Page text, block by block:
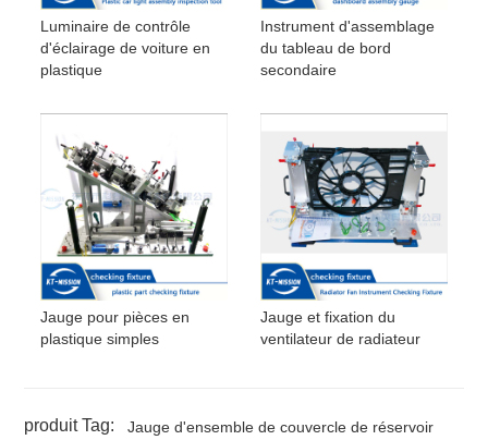
Luminaire de contrôle
d'éclairage de voiture en
plastique
Instrument d'assemblage
du tableau de bord
secondaire
Jauge pour pièces en
plastique simples
Jauge et fixation du
ventilateur de radiateur
produit Tag:
Jauge d'ensemble de couvercle de réservoir